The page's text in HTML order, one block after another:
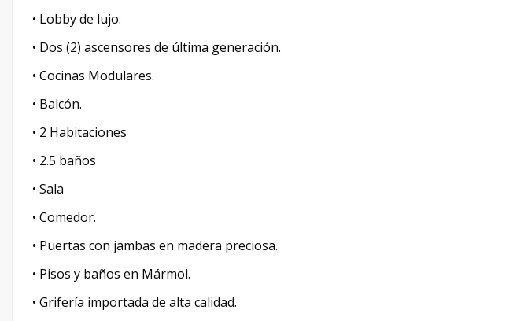
• Lobby de lujo.
• Dos (2) ascensores de última generación.
• Cocinas Modulares.
• Balcón.
• 2 Habitaciones
• 2.5 baños
• Sala
• Comedor.
• Puertas con jambas en madera preciosa.
• Pisos y baños en Mármol.
• Grifería importada de alta calidad.